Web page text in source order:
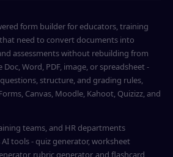
form builder for educators, training
need to convert documents into
assessments without rebuilding from
Word, PDF, image, or spreadsheet -
structure, and grading rules,
Canvas, Moodle, Kahoot, Quizizz, and
teams, and HR departments
tools - quiz generator, worksheet
rubric generator, and flashcard